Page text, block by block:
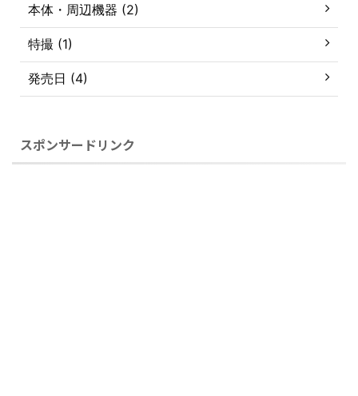
本体・周辺機器 (2)
特撮 (1)
発売日 (4)
スポンサードリンク